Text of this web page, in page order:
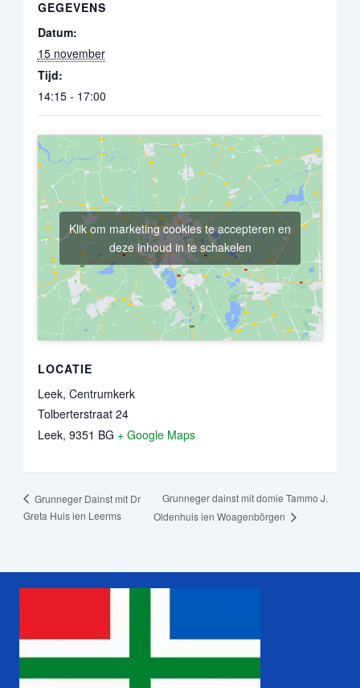
GEGEVENS
Datum:
15 november
Tijd:
14:15 - 17:00
LOCATIE
Leek, Centrumkerk
Tolberterstraat 24
Leek, 9351 BG + Google Maps
Klik om marketing cookies te accepteren en
deze inhoud in te schakelen
Grunneger Dainst mit Dr
Greta Huis ien Leerms
Grunneger dainst mit domie Tammo J.
Oldenhuis ien Woagenbörgen